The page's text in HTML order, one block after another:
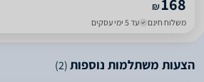
₪168
משלוח חינם עד 5 ימי עסקים
הצעות משתלמות נוספות(2)